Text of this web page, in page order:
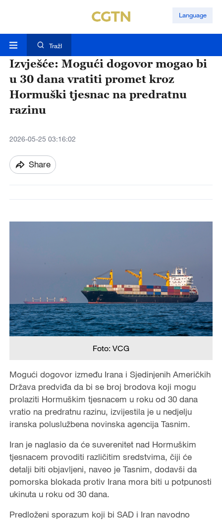
Language
TražI
Izvješće: Mogući dogovor mogao bi
u 30 dana vratiti promet kroz
Hormuški tjesnac na predratnu
razinu
2026-05-25 03:16:02
Share
Foto: VCG
Mogući dogovor između Irana i Sjedinjenih Američkih
Država predviđa da bi se broj brodova koji mogu
prolaziti Hormuškim tjesnacem u roku od 30 dana
vratio na predratnu razinu, izvijestila je u nedjelju
iranska poluslužbena novinska agencija Tasnim.
Iran je naglasio da će suverenitet nad Hormuškim
tjesnacem provoditi različitim sredstvima, čiji će
detalji biti objavljeni, naveo je Tasnim, dodavši da
pomorska blokada protiv Irana mora biti u potpunosti
ukinuta u roku od 30 dana.
Predloženi sporazum koji bi SAD i Iran navodno